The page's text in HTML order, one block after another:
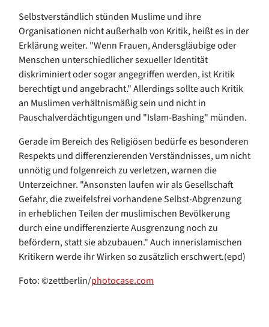
Selbstverständlich stünden Muslime und ihre
Organisationen nicht außerhalb von Kritik, heißt es in der
Erklärung weiter. "Wenn Frauen, Andersgläubige oder
Menschen unterschiedlicher sexueller Identität
diskriminiert oder sogar angegriffen werden, ist Kritik
berechtigt und angebracht." Allerdings sollte auch Kritik
an Muslimen verhältnismäßig sein und nicht in
Pauschalverdächtigungen und "Islam-Bashing" münden.
Gerade im Bereich des Religiösen bedürfe es besonderen
Respekts und differenzierenden Verständnisses, um nicht
unnötig und folgenreich zu verletzen, warnen die
Unterzeichner. "Ansonsten laufen wir als Gesellschaft
Gefahr, die zweifelsfrei vorhandene Selbst-Abgrenzung
in erheblichen Teilen der muslimischen Bevölkerung
durch eine undifferenzierte Ausgrenzung noch zu
befördern, statt sie abzubauen." Auch innerislamischen
Kritikern werde ihr Wirken so zusätzlich erschwert.(epd)
Foto: ©zettberlin/photocase.com